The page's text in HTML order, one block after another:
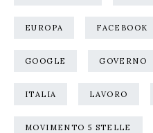
EUROPA FACEBOOK
GOOGLE GOVERNO
ITALIA LAVORO
MOVIMENTO 5 STELLE